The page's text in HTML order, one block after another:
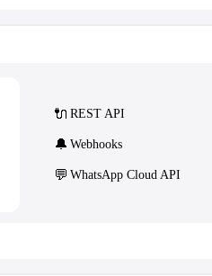
🔌 REST API
🔔 Webhooks
💬 WhatsApp Cloud API